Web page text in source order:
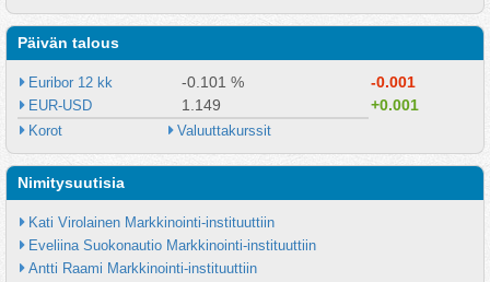
Päivän talous
Euribor 12 kk -0.101 % -0.001
EUR-USD 1.149 +0.001
Korot Valuuttakurssit
Nimitysuutisia
Kati Virolainen Markkinointi-instituuttiin
Eveliina Suokonautio Markkinointi-instituuttiin
Antti Raami Markkinointi-instituuttiin